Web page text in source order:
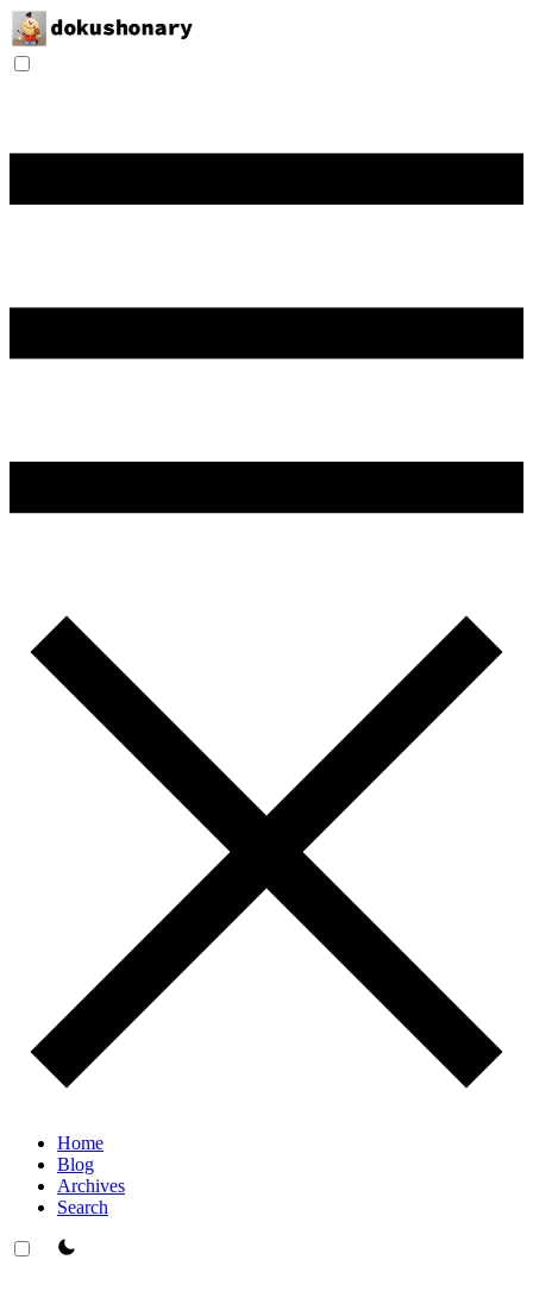
Home
Blog
Archives
Search
theme switcher